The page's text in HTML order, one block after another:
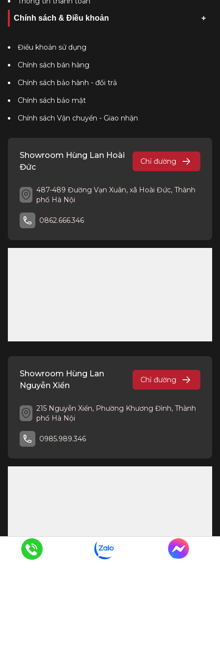
Chính sách & Điều khoản
Điều khoản sử dụng
Chính sách bán hàng
Chính sách bảo hành - đổi trả
Chính sách bảo mật
Chính sách Vận chuyển - Giao nhận
Showroom Hùng Lan Hoài
Đức
Chỉ đường
487-489 Đường Vạn Xuân, xã Hoài Đức, Thành
phố Hà Nội
0862.666.346
Showroom Hùng Lan
Nguyễn Xiển
Chỉ đường
215 Nguyễn Xiển, Phường Khương Đình, Thành
phố Hà Nội
0985.989.346